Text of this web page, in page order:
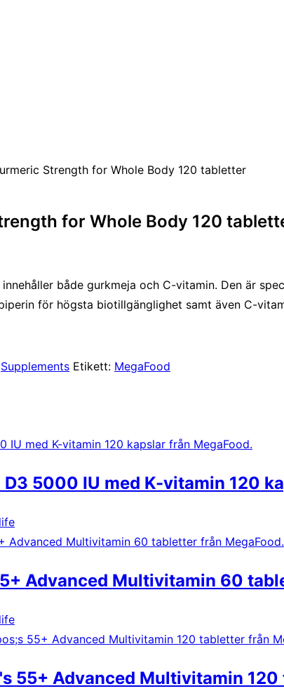
Strength for Whole Body 120 tabletter
for Whole Body 120
både gurkmeja och C-vitamin. Den är
för högsta biotillgänglighet samt även C-
Supplements Etikett: MegaFood
5000 IU med K-vitamin 120
Advanced Multivitamin 60
55+ Advanced Multivitamin